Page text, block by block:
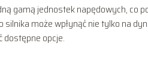
gamą jednostek napędowych, co
może wpłynąć nie tylko na
dostępne opcje.